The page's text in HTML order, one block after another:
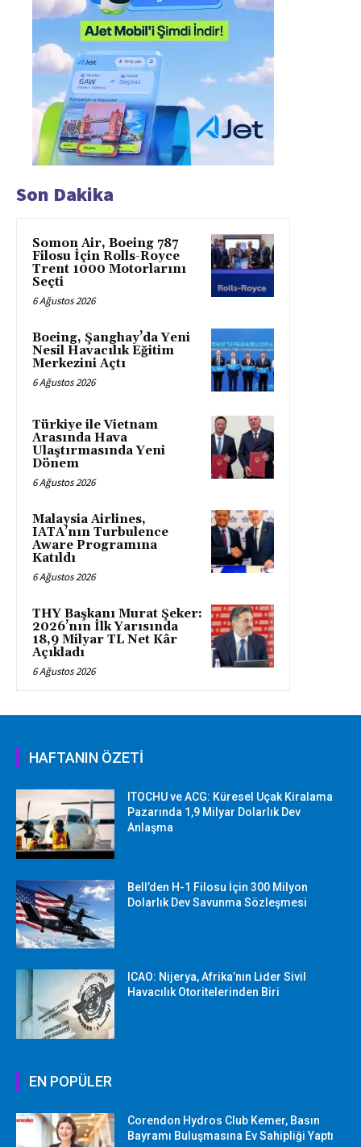
Son Dakika
Somon Air, Boeing 787
Filosu İçin Rolls-Royce
Trent 1000 Motorlarını
Seçti
6 Ağustos 2026
Boeing, Şanghay’da Yeni
Nesil Havacılık Eğitim
Merkezini Açtı
6 Ağustos 2026
Türkiye ile Vietnam
Arasında Hava
Ulaştırmasında Yeni
Dönem
6 Ağustos 2026
Malaysia Airlines,
IATA’nın Turbulence
Aware Programına
Katıldı
6 Ağustos 2026
THY Başkanı Murat Şeker:
2026’nın İlk Yarısında
18,9 Milyar TL Net Kâr
Açıkladı
6 Ağustos 2026
HAFTANIN ÖZETİ
ITOCHU ve ACG: Küresel Uçak Kiralama
Pazarında 1,9 Milyar Dolarlık Dev
Anlaşma
Bell’den H-1 Filosu İçin 300 Milyon
Dolarlık Dev Savunma Sözleşmesi
ICAO: Nijerya, Afrika’nın Lider Sivil
Havacılık Otoritelerinden Biri
EN POPÜLER
Corendon Hydros Club Kemer, Basın
Bayramı Buluşmasına Ev Sahipliği Yaptı